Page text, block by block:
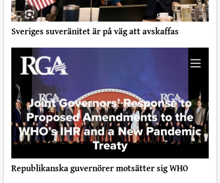
Sveriges suveränitet är på väg att avskaffas
Republikanska guvernörer motsätter sig WHO